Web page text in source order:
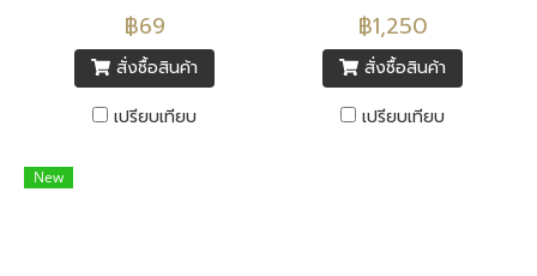
GPA76, AG13, G13A, A76,
A76, PX76A, V13GA
฿69
สั่งซื้อสินค้า
เปรียบเทียบ
100 ชุด
฿1,250
สั่งซื้อสินค้า
เปรียบเทียบ
New